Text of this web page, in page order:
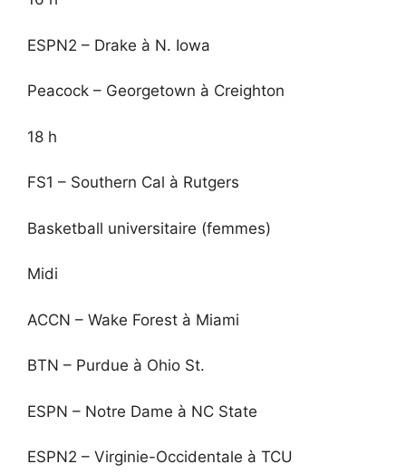
ESPN2 – Drake à N. Iowa
Peacock – Georgetown à Creighton
18 h
FS1 – Southern Cal à Rutgers
Basketball universitaire (femmes)
Midi
ACCN – Wake Forest à Miami
BTN – Purdue à Ohio St.
ESPN – Notre Dame à NC State
ESPN2 – Virginie-Occidentale à TCU